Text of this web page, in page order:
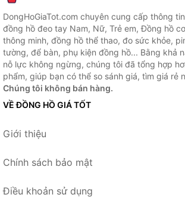
DongHoGiaTot.com chuyên cung cấp thông
đồng hồ đeo tay Nam, Nữ, Trẻ em, Đồng hồ
thông minh, đồng hồ thể thao, đo sức khỏe,
tường, để bàn, phụ kiện đồng hồ... Bằng khả
nỗ lực không ngừng, chúng tôi đã tổng hợp
phẩm, giúp bạn có thể so sánh giá, tìm giá rẻ
Chúng tôi không bán hàng.
VỀ ĐỒNG HỒ GIÁ TỐT
Giới thiệu
Chính sách bảo mật
Điều khoản sử dụng